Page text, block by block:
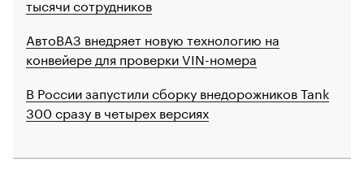
тысячи сотрудников
АвтоВАЗ внедряет новую технологию на
конвейере для проверки VIN-номера
В России запустили сборку внедорожников Tank
300 сразу в четырех версиях